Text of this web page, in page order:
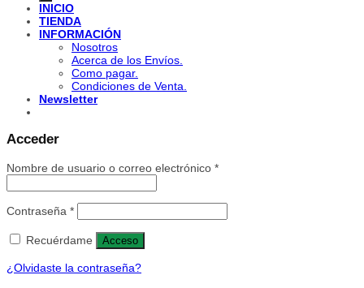
INICIO
TIENDA
INFORMACIÓN
Nosotros
Acerca de los Envíos.
Como pagar.
Condiciones de Venta.
Newsletter
Acceder
Nombre de usuario o correo electrónico *
Contraseña *
Recuérdame Acceso
¿Olvidaste la contraseña?